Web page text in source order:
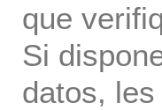
que
Si
datos,